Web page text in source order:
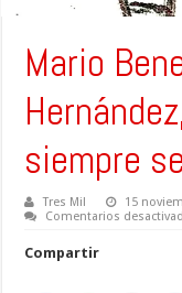
Mario
siempre
Tres Mil 15
Comentarios
Compartir